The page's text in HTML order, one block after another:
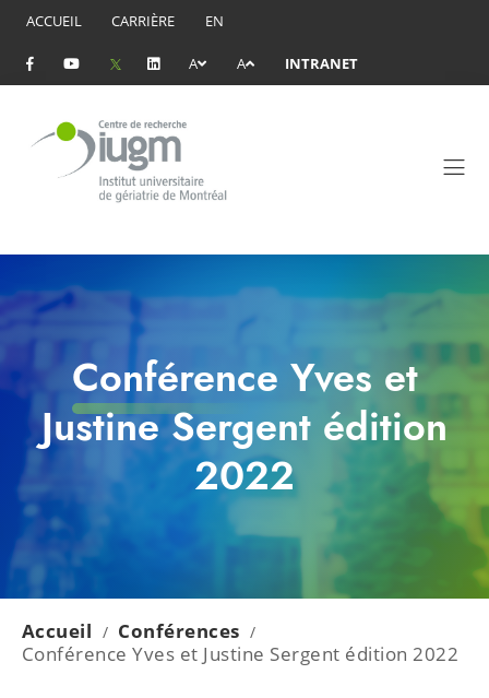
ACCUEIL CARRIÈRE EN
A A INTRANET
Conférence Yves et
Justine Sergent édition
2022
Accueil / Conférences /
Conférence Yves et Justine Sergent édition 2022